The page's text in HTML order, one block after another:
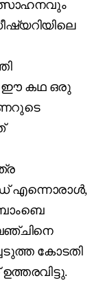
ഈ കഥ ഒരു
എന്നൊരാൾ,
കോടതി